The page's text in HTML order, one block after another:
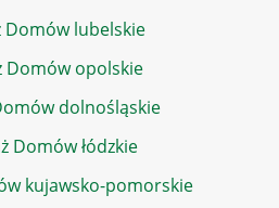
Domów lubelskie
Domów opolskie
dolnośląskie
Domów łódzkie
kujawsko-pomorskie